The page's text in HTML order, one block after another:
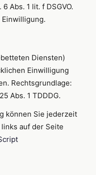
Abs. 1 lit. f DSGVO.
Diensten)
Einwilligung
Rechtsgrundlage:
Abs. 1 TDDDG.
können Sie jederzeit
auf der Seite